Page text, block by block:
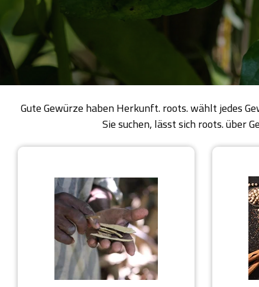
Gute Gewürze haben Herkunft. roots. wählt jedes
Sie suchen, lässt sich roots. über